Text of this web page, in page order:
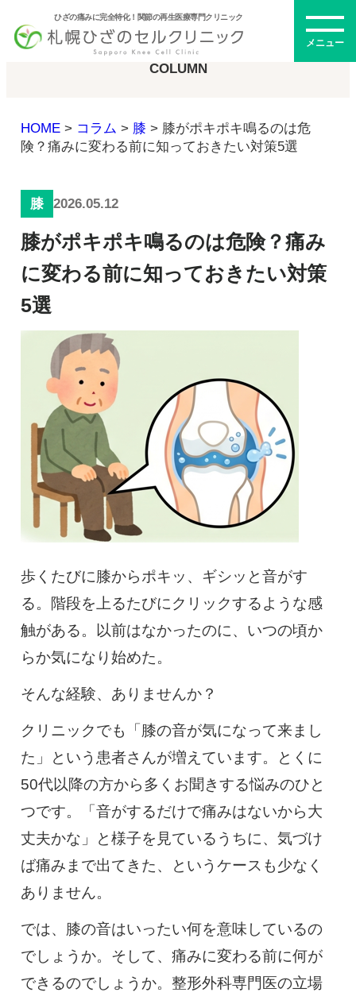
ひざの痛みに完全特化！関節の再生医療専門クリニック
メニュー
初めての方へ
メニュー・料金
ひざの再生医療とは
幹細胞治療
幹細胞培養上清液
慢性疼痛
再生医療とは
ドクター紹介
症例
よくある質問
クリニック紹介
お知らせ 採用情報 コラム
予約フォーム
治療電話相談はこちら
0120-117-560
※上記電話番号をタップで電話が繋がります
電話受付時間：月〜金／9:00〜16:30（土日祝休）
コラム
COLUMN
HOME> コラム > 膝 > 膝がポキポキ鳴るのは危
険？痛みに変わる前に知っておきたい対策5選
膝 2026.05.12
膝がポキポキ鳴るのは危険？痛み
に変わる前に知っておきたい対策
5選
歩くたびに膝からポキッ、ギシッと音がす
る。階段を上るたびにクリックするような感
触がある。以前はなかったのに、いつの頃か
らか気になり始めた。
そんな経験、ありませんか？
クリニックでも「膝の音が気になって来まし
た」という患者さんが増えています。とくに
50代以降の方から多くお聞きする悩みのひと
つです。「音がするだけで痛みはないから大
丈夫かな」と様子を見ているうちに、気づけ
ば痛みまで出てきた、というケースも少なく
ありません。
では、膝の音はいったい何を意味しているの
でしょうか。そして、痛みに変わる前に何が
できるのでしょうか。整形外科専門医の立場